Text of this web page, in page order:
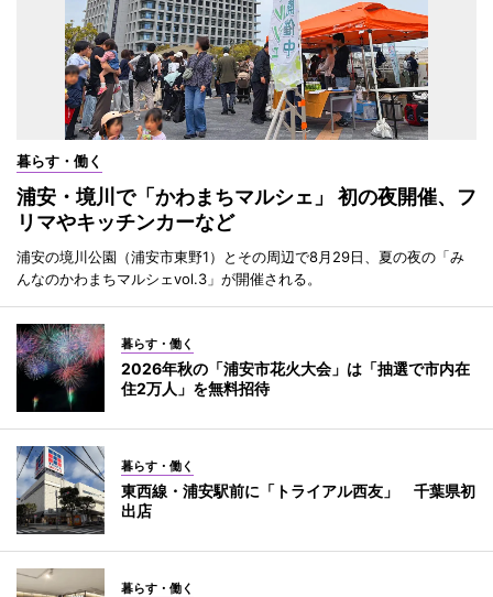
暮らす・働く
浦安・境川で「かわまちマルシェ」 初の夜開催、フ
リマやキッチンカーなど
浦安の境川公園（浦安市東野1）とその周辺で8月29日、夏の夜の「み
んなのかわまちマルシェvol.3」が開催される。
暮らす・働く
2026年秋の「浦安市花火大会」は「抽選で市内在
住2万人」を無料招待
暮らす・働く
東西線・浦安駅前に「トライアル西友」 千葉県初
出店
暮らす・働く